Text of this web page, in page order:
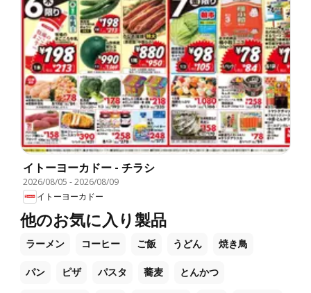
イトーヨーカドー - チラシ
2026/08/05 -2026/08/09
イトーヨーカドー
他のお気に入り製品
ラーメン コーヒー ご飯 うどん 焼き鳥
パン ピザ パスタ 蕎麦 とんかつ